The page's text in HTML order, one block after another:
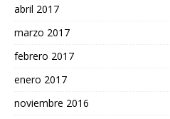
abril 2017
marzo 2017
febrero 2017
enero 2017
noviembre 2016